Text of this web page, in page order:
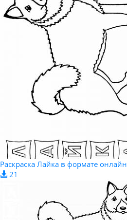
Раскраска Лайка в формате онлайн
21